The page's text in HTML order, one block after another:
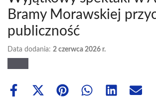
Bramy Morawskiej
publiczność
Data dodania: 2 czerwca 2026 r.
Share
Share Share Share Share Share